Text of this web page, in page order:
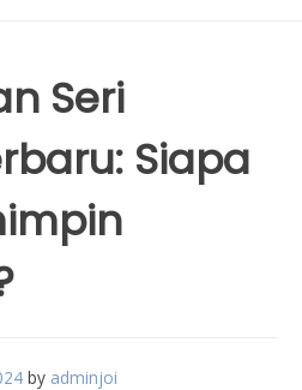
Seri
Siapa
by adminjoi